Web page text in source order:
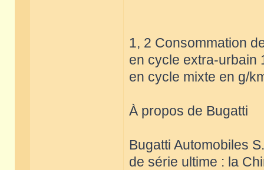
1, 2 Consommation
en cycle extra-urbain
en cycle mixte en g/
À propos de Bugatti
Bugatti Automobiles
de série ultime : la